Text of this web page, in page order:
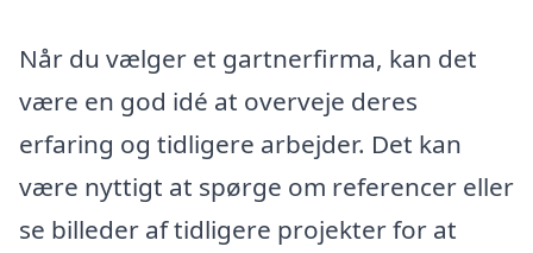
Når du vælger et gartnerfirma, kan det
være en god idé at overveje deres
erfaring og tidligere arbejder. Det kan
være nyttigt at spørge om referencer eller
se billeder af tidligere projekter for at